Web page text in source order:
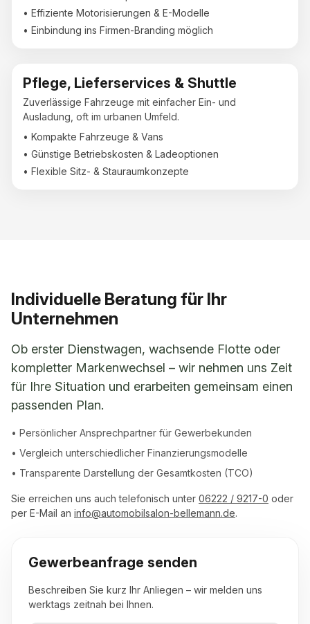
• Effiziente Motorisierungen & E-Modelle
• Einbindung ins Firmen-Branding möglich
Pflege, Lieferservices & Shuttle
Zuverlässige Fahrzeuge mit einfacher Ein- und
Ausladung, oft im urbanen Umfeld.
• Kompakte Fahrzeuge & Vans
• Günstige Betriebskosten & Ladeoptionen
• Flexible Sitz- & Stauraumkonzepte
Individuelle Beratung für Ihr
Unternehmen
Ob erster Dienstwagen, wachsende Flotte oder
kompletter Markenwechsel – wir nehmen uns Zeit
für Ihre Situation und erarbeiten gemeinsam einen
passenden Plan.
• Persönlicher Ansprechpartner für Gewerbekunden
• Vergleich unterschiedlicher Finanzierungsmodelle
• Transparente Darstellung der Gesamtkosten (TCO)
Sie erreichen uns auch telefonisch unter 06222 / 9217-0 oder
per E-Mail an info@automobilsalon-bellemann.de.
Gewerbeanfrage senden
Beschreiben Sie kurz Ihr Anliegen – wir melden uns
werktags zeitnah bei Ihnen.